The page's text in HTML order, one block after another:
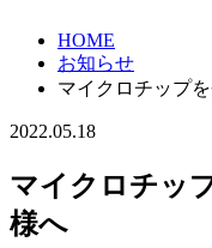
HOME
お知らせ
マイクロチップ
2022.05.18
マイクロチッ
様へ